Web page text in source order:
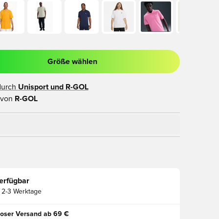
Fenster zum Anmelden oder Registrieren als Mitglied
Größe wählen
Unisport und R-GOL
R-GOL
2-3 Werktage
Versand ab 69 €